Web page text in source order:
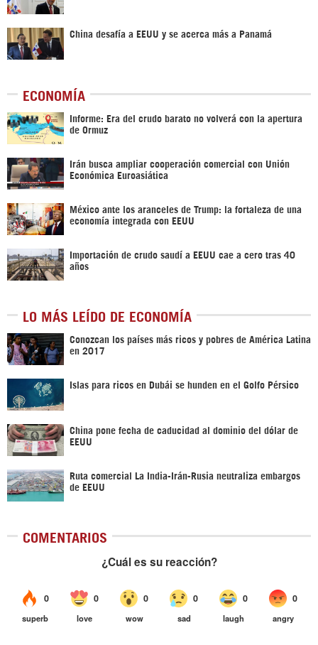
China desafía a EEUU y se acerca más a Panamá
ECONOMÍA
Informe: Era del crudo barato no volverá con la apertura
de Ormuz
Irán busca ampliar cooperación comercial con Unión
Económica Euroasiática
México ante los aranceles de Trump: la fortaleza de una
economía integrada con EEUU
Importación de crudo saudí a EEUU cae a cero tras 40
años
LO MÁS LEÍDO DE ECONOMÍA
Conozcan los países más ricos y pobres de América Latina
en 2017
Islas para ricos en Dubái se hunden en el Golfo Pérsico
China pone fecha de caducidad al dominio del dólar de
EEUU
Ruta comercial La India-Irán-Rusia neutraliza embargos
de EEUU
COMENTARIOS